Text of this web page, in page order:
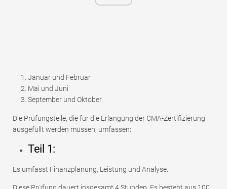
Januar und Februar
Mai und Juni
September und Oktober.
Die Prüfungsteile, die für die Erlangung der CMA-Zertifizierung
ausgefüllt werden müssen, umfassen:
Teil 1:
Es umfasst Finanzplanung, Leistung und Analyse.
Diese Prüfung dauert insgesamt 4 Stunden. Es besteht aus 100